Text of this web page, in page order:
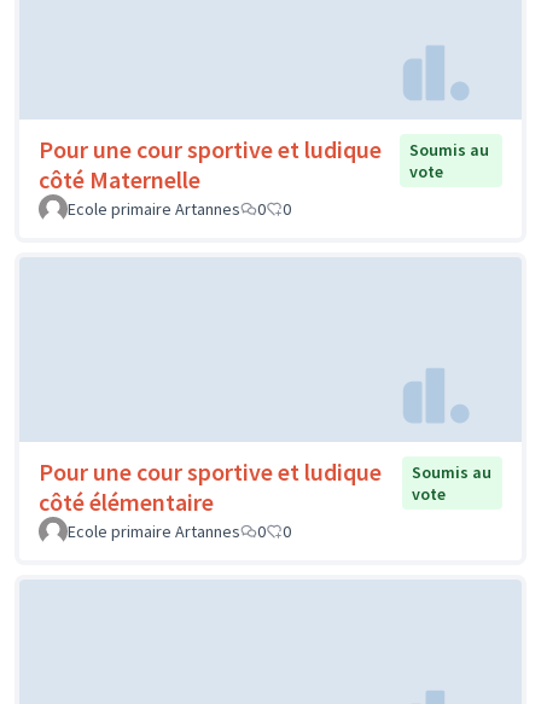
Pour une cour sportive et ludique
côté Maternelle
Soumis au
vote
Ecole primaire Artannes
0 0
Pour une cour sportive et ludique
côté élémentaire
Soumis au
vote
Ecole primaire Artannes
0 0